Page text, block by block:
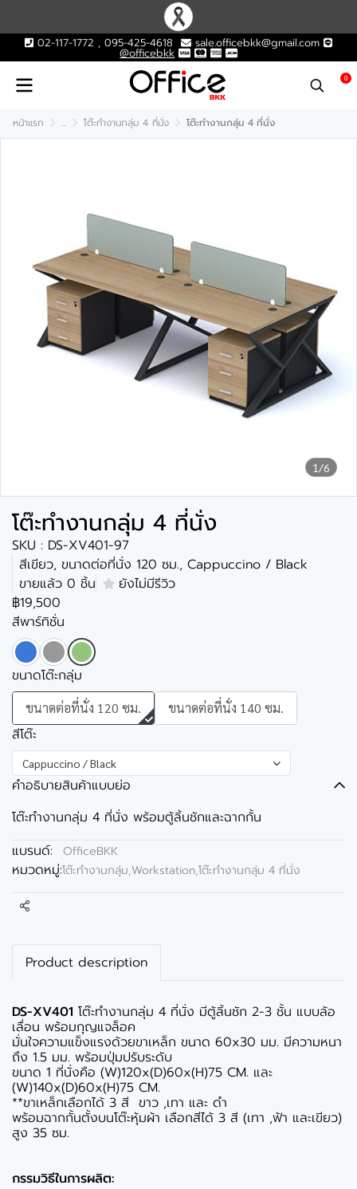
02-117-1772 , 095-425-4618 sale.officebkk@gmail.com
@officebkk
0
หน้าแรก ... โต๊ะทำงานกลุ่ม 4 ที่นั่ง โต๊ะทำงานกลุ่ม 4 ที่นั่ง
1/6
โต๊ะทำงานกลุ่ม 4 ที่นั่ง
SKU : DS-XV401-97
สีเขียว, ขนาดต่อที่นั่ง 120 ซม., Cappuccino / Black
ขายแล้ว 0 ชิ้น
ยังไม่มีรีวิว
฿19,500
สีพาร์ทิชั่น
ขนาดโต๊ะกลุ่ม
ขนาดต่อที่นั่ง 120 ซม. ขนาดต่อที่นั่ง 140 ซม.
สีโต๊ะ
Cappuccino / Black
คำอธิบายสินค้าแบบย่อ
โต๊ะทำงานกลุ่ม 4 ที่นั่ง พร้อมตู้ลิ้นชักและฉากกั้น
แบรนด์:
OfficeBKK
หมวดหมู่:โต๊ะทำงานกลุ่ม,Workstation,โต๊ะทำงานกลุ่ม 4 ที่นั่ง
แชร์
Product description
DS-XV401 โต๊ะทำงานกลุ่ม 4 ที่นั่ง มีตู้ลิ้นชัก 2-3 ชั้น แบบล้อ
เลื่อน พร้อมกุญแจล็อค
มั่นใจความแข็งแรงด้วยขาเหล็ก ขนาด 60x30 มม. มีความหนา
ถึง 1.5 มม. พร้อมปุ่มปรับระดับ
ขนาด 1 ที่นั่งคือ (W)120x(D)60x(H)75 CM. และ
(W)140x(D)60x(H)75 CM.
**ขาเหล็กเลือกได้ 3 สี ขาว ,เทา และ ดำ
พร้อมฉากกั้นตั้งบนโต๊ะหุ้มผ้า เลือกสีได้ 3 สี (เทา ,ฟ้า และเขียว)
สูง 35 ซม.
กรรมวิธีในการผลิต: